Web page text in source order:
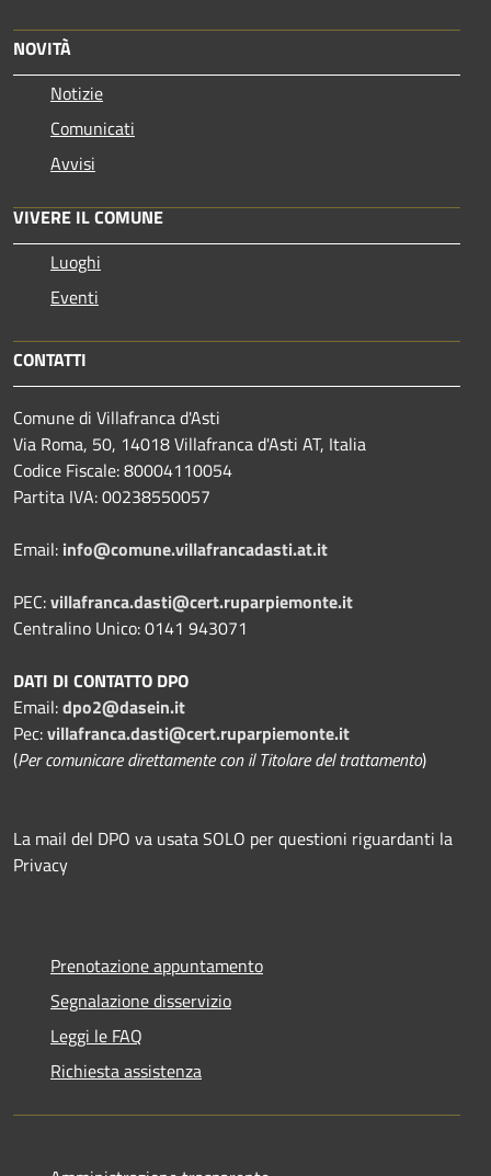
NOVITÀ
Notizie
Comunicati
Avvisi
VIVERE IL COMUNE
Luoghi
Eventi
CONTATTI
Comune di Villafranca d'Asti
Via Roma, 50, 14018 Villafranca d'Asti AT, Italia
Codice Fiscale: 80004110054
Partita IVA: 00238550057
Email: info@comune.villafrancadasti.at.it
PEC:villafranca.dasti@cert.ruparpiemonte.it
Centralino Unico: 0141 943071
DATI DI CONTATTO DPO
Email:dpo2@dasein.it
Pec:villafranca.dasti@cert.ruparpiemonte.it
(Per comunicare direttamente con il Titolare del trattamento)
La mail del DPO va usata SOLO per questioni riguardanti la
Privacy
Prenotazione appuntamento
Segnalazione disservizio
Leggi le FAQ
Richiesta assistenza